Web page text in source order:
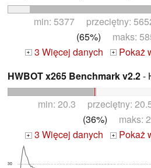
min: 5377 przeciętny:
(65%) maks:
+ 3 Więcej danych +
Pokaż
HWBOT x265 Benchmark v2.2-
min: 20.3 przeciętny:
(36%) maks:
+ 3 Więcej danych + Pokaż
30